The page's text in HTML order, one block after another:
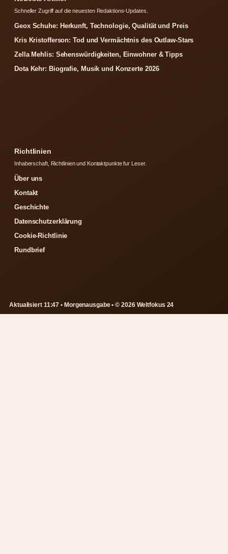
Schneller Zugriff auf die neuesten Redaktions-Updates.
Geox Schuhe: Herkunft, Technologie, Qualität und Preis
Kris Kristofferson: Tod und Vermächtnis des Outlaw-Stars
Zella Mehlis: Sehenswürdigkeiten, Einwohner & Tipps
Dota Kehr: Biografie, Musik und Konzerte 2026
Richtlinien
Inhaberschaft, Richtlinien und Kontaktpunkte fur Leser.
Über uns
Kontakt
Geschichte
Datenschutzerklärung
Cookie-Richtlinie
Rundbrief
Aktualisiert 11:47 • Morgenausgabe • © 2026 Weltfokus 24